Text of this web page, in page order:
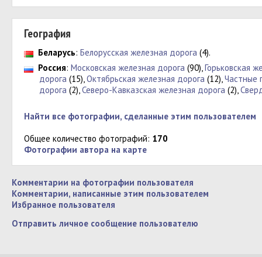
География
Беларусь: Белорусская железная дорога (4).
Россия: Московская железная дорога (90),Горьковская
дорога (15),Октябрьская железная дорога (12),Частные
дорога (2),Северо-Кавказская железная дорога (2),
Найти все фотографии, сделанные этим пользователем
Общее количество фотографий: 170
Фотографии автора на карте
Комментарии на фотографии пользователя
Комментарии, написанные этим пользователем
Избранное пользователя
Отправить личное сообщение пользователю